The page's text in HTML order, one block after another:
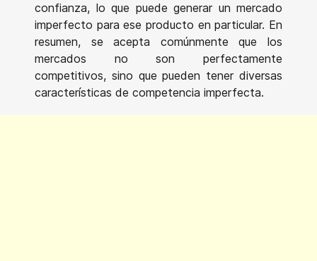
confianza, lo que puede generar un mercado
imperfecto para ese producto en particular. En
resumen, se acepta comúnmente que los
mercados no son perfectamente
competitivos, sino que pueden tener diversas
características de competencia imperfecta.